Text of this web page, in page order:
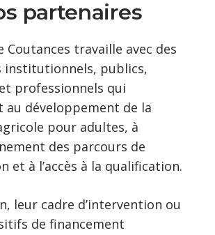
partenaires
Coutances travaille avec des
institutionnels, publics,
professionnels qui
développement de la
pour adultes, à
des parcours de
et à l’accès à la qualification.
leur cadre d’intervention ou
de financement